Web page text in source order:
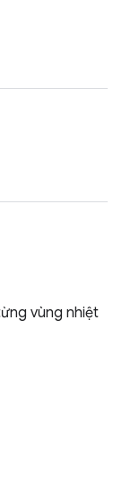
vùng nhiệt